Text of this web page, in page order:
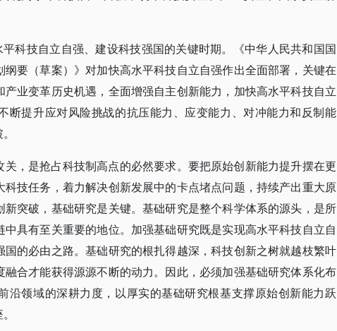
科技自立自强、建设科技强国的关键时期。《中华人民共和国国
要（草案）》对加快高水平科技自立自强作出全面部署，关键在
业变革历史机遇，全面增强自主创新能力，加快高水平科技自立
断提升应对风险挑战的抗压能力、应变能力、对冲能力和反制能
，是抢占科技制高点的必然要求。要把原始创新能力提升摆在更
技任务，着力解决创新发展中的卡点堵点问题，持续产出重大原
突破，基础研究是关键。基础研究是整个科学体系的源头，是所
具有至关重要的地位。加强基础研究既是实现高水平科技自立自
的必由之路。基础研究的根扎得越深，科技创新之树就越枝繁叶
合才能获得源源不断的动力。因此，必须加强基础研究体系化布
沿领域的深耕力度，以厚实的基础研究根基支撑原始创新能力跃